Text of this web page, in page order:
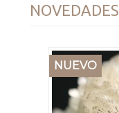
NOVEDADES
NUEVO